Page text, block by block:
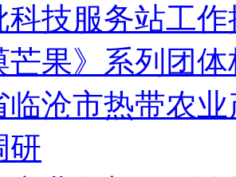
科技服务站工
芒果》系列团
临沧市热带农
研